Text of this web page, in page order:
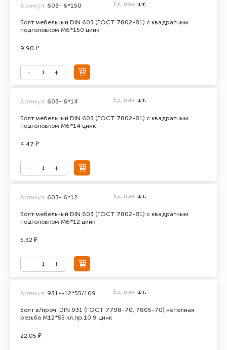
Болт мебельный DIN 603 (ГОСТ 7802-81) с квадратным
подголовком М6*150 цинк
Артикул: 603- 6*150 Ед. изм. шт.
9.90 ₽
Болт мебельный DIN 603 (ГОСТ 7802-81) с квадратным
подголовком М6*14 цинк
Артикул: 603- 6*14 Ед. изм. шт.
4.47 ₽
Болт мебельный DIN 603 (ГОСТ 7802-81) с квадратным
подголовком М6*12 цинк
Артикул: 603- 6*12 Ед. изм. шт.
5.32 ₽
Болт в/проч. DIN 931 (ГОСТ 7798-70, 7805-70) неполная
резьба М12*55 кл.пр.10.9 цинк
Артикул: 931--12*55/109 Ед. изм. шт.
22.05 ₽